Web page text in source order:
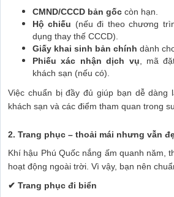
CMND/CCCD bản gốc còn hạn.
Hộ chiếu (nếu đi theo chương
dụng thay thế CCCD).
Giấy khai sinh bản chính dành
Phiếu xác nhận dịch vụ, mã
khách sạn (nếu có).
Việc chuẩn bị đầy đủ giúp bạn dễ dàng
khách sạn và các điểm tham quan trong
2. Trang phục – thoải mái nhưng vẫn
Khí hậu Phú Quốc nắng ấm quanh năm,
hoạt động ngoài trời. Vì vậy, bạn nên
✔ Trang phục đi biển